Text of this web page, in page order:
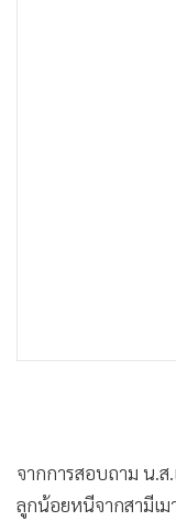
จากการสอบถาม น.
ลูกน้อยหนีจากสามีเม